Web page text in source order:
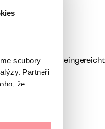
soubory
Partneři
že
Zustimmung eingereicht